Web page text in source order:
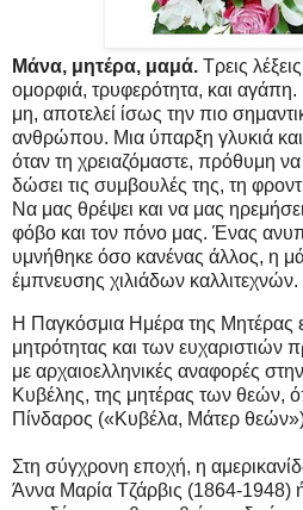
Μάνα, μητέρα, μαμά. Τρεις
ομορφιά, τρυφερότητα, και αγάπη.
μη, αποτελεί ίσως την πιο
ανθρώπου. Μια ύπαρξη γλυκιά και
όταν τη χρειαζόμαστε, πρόθυμη
δώσει τις συμβουλές της, τη
Να μας θρέψει και να μας
φόβο και τον πόνο μας. Ένας
υμνήθηκε όσο κανένας άλλος, η
έμπνευσης χιλιάδων καλλιτεχνών.
H Παγκόσμια Ημέρα της Μητέρας
μητρότητας και των ευχαριστιών
με αρχαιοελληνικές αναφορές
Κυβέλης, της μητέρας των θεών,
Πίνδαρος («Κυβέλα, Μάτερ
Στη σύγχρονη εποχή, η
Άννα Μαρία Τζάρβις (1864-1948)